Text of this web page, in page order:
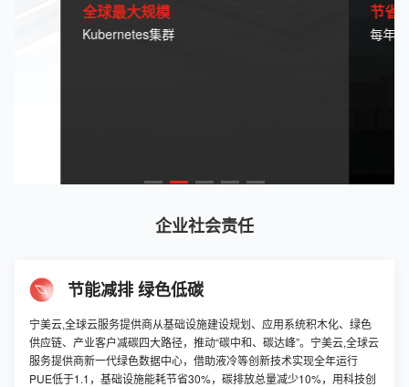
全球最大规模
Kubernetes集群
节省
每年
企业社会责任
节能减排 绿色低碳
宁美云,全球云服务提供商从基础设施建设规划、应用系统积木化、绿色
供应链、产业客户减碳四大路径，推动“碳中和、碳达峰”。宁美云,全球云
服务提供商新一代绿色数据中心，借助液冷等创新技术实现全年运行
PUE低于1.1，基础设施能耗节省30%，碳排放总量减少10%，用科技创